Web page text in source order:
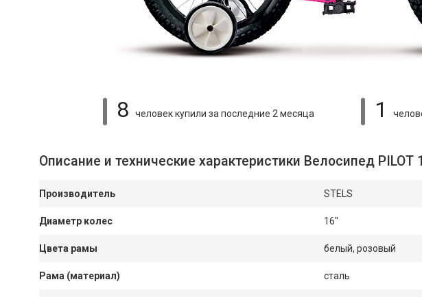
8 человек купили за последние 2 месяца 1
Описание и технические характеристики Велосипед
Производитель STELS
Диаметр колес 16"
Цвета рамы белый, розовый
Рама (материал) сталь